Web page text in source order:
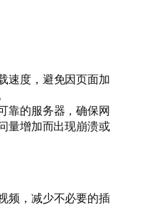
速度，避免因页面加
靠的服务器，确保网
量增加而出现崩溃或
频，减少不必要的插